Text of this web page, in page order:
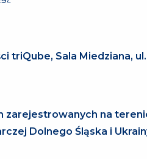
triQube, Sala Miedziana,
zarejestrowanych na
Dolnego Śląska i